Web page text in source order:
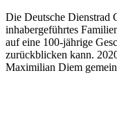
Die Deutsche Dienstrad
inhabergeführtes
auf eine 100-jährige
zurückblicken kann.
Maximilian Diem